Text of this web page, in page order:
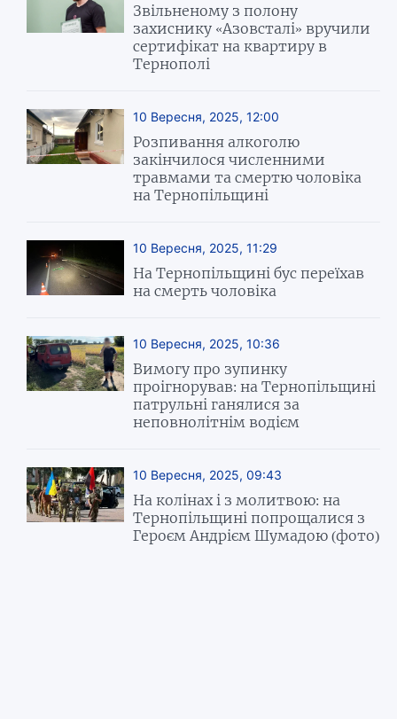
Звільненому з полону
захиснику «Азовсталі» вручили
сертифікат на квартиру в
Тернополі
10 Вересня, 2025, 12:00
Розпивання алкоголю
закінчилося численними
травмами та смертю чоловіка
на Тернопільщині
10 Вересня, 2025, 11:29
На Тернопільщині бус переїхав
на смерть чоловіка
10 Вересня, 2025, 10:36
Вимогу про зупинку
проігнорував: на Тернопільщині
патрульні ганялися за
неповнолітнім водієм
10 Вересня, 2025, 09:43
На колінах і з молитвою: на
Тернопільщині попрощалися з
Героєм Андрієм Шумадою (фото)